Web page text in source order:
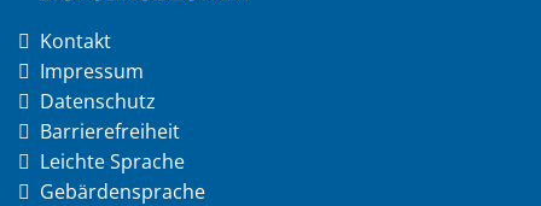
Kontakt
Impressum
Datenschutz
Barrierefreiheit
Leichte Sprache
Gebärdensprache